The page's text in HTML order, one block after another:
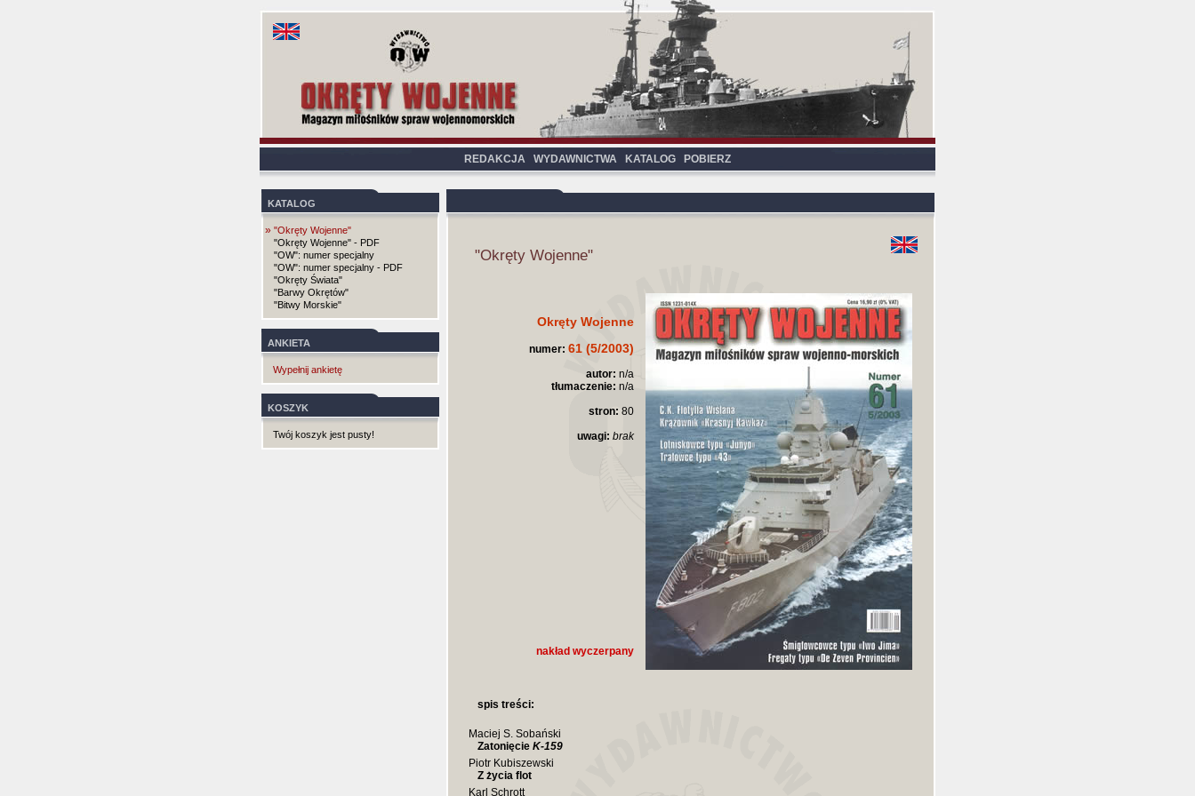
REDAKCJA WYDAWNICTWA KATALOG POBIERZ
KATALOG
» "Okręty Wojenne"
"Okręty Wojenne" - PDF
"OW": numer specjalny
"OW": numer specjalny - PDF
"Okręty Świata"
"Barwy Okrętów"
"Bitwy Morskie"
ANKIETA
Wypełnij ankietę
KOSZYK
Twój koszyk jest pusty!
"Okręty Wojenne"
Okręty Wojenne
numer: 61 (5/2003)
autor: n/a
tłumaczenie: n/a
stron: 80
uwagi: brak
nakład wyczerpany
spis treści:
Maciej S. Sobański
Zatonięcie K-159
Piotr Kubiszewski
Z życia flot
Karl Schrott